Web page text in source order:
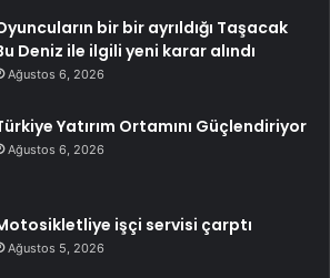
bir bir ayrıldığı Taşacak
Deniz ile ilgili yeni karar alındı
Ağustos 6, 2026
Yatırım Ortamını Güçlendiriyor
Ağustos 6, 2026
işçi servisi çarptı
Ağustos 5, 2026